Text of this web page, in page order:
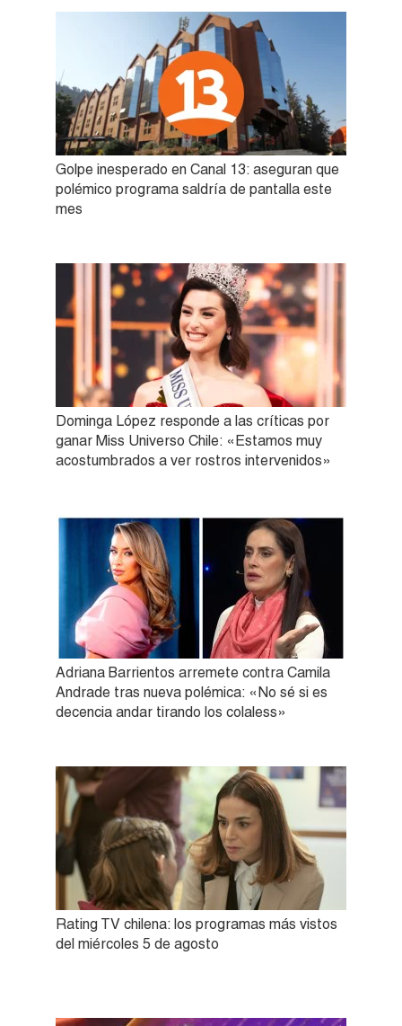
Golpe inesperado en Canal 13: aseguran que
polémico programa saldría de pantalla este
mes
Dominga López responde a las críticas por
ganar Miss Universo Chile: «Estamos muy
acostumbrados a ver rostros intervenidos»
Adriana Barrientos arremete contra Camila
Andrade tras nueva polémica: «No sé si es
decencia andar tirando los colaless»
Rating TV chilena: los programas más vistos
del miércoles 5 de agosto